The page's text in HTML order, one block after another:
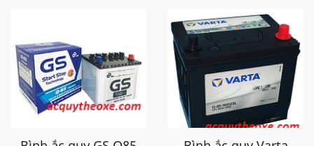
Mazda 2, Ắc quy
Mazda 2nhập khẩu, acquy Mazda 2,
Mazda 2dùng ắc quy nào, Mazda 2
Battery, Ắc quy thay thế tốt
cho Mazda 2,...
Ngoài việc bán hàng cho các doanh nghiệp, phân phối